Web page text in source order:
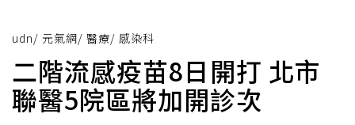
udn/ 元氣網/ 醫療/ 感染科
二階流感疫苗8日開打 北市
聯醫5院區將加開診次